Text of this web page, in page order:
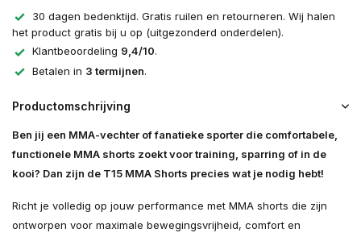
30 dagen bedenktijd. Gratis ruilen en retourneren. Wij halen
het product gratis bij u op (uitgezonderd onderdelen).
Klantbeoordeling 9,4/10.
Betalen in 3 termijnen.
Productomschrijving
Ben jij een MMA-vechter of fanatieke sporter die comfortabele,
functionele MMA shorts zoekt voor training, sparring of in de
kooi? Dan zijn de T15 MMA Shorts precies wat je nodig hebt!
Richt je volledig op jouw performance met MMA shorts die zijn
ontworpen voor maximale bewegingsvrijheid, comfort en